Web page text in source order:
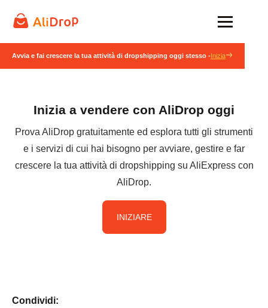
Avvia e fai crescere la tua attività di dropshipping oggi stesso -Inizia
Inizia a vendere con AliDrop oggi
Prova AliDrop gratuitamente ed esplora tutti gli strumenti
e i servizi di cui hai bisogno per avviare, gestire e far
crescere la tua attività di dropshipping su AliExpress con
AliDrop.
INIZIARE
Condividi: